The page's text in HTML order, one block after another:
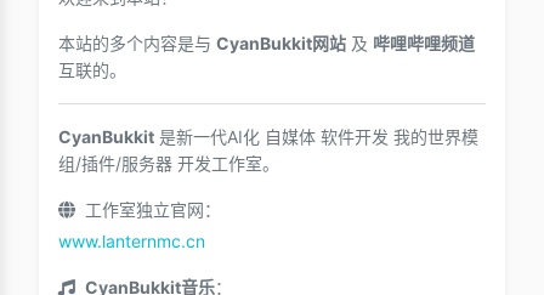
本站的多个内容是与 CyanBukkit网站 及 哔哩哔哩频道
互联的。
CyanBukkit 是新一代AI化 自媒体 软件开发 我的世界模
组/插件/服务器 开发工作室。
工作室独立官网：
www.lanternmc.cn
CyanBukkit音乐：